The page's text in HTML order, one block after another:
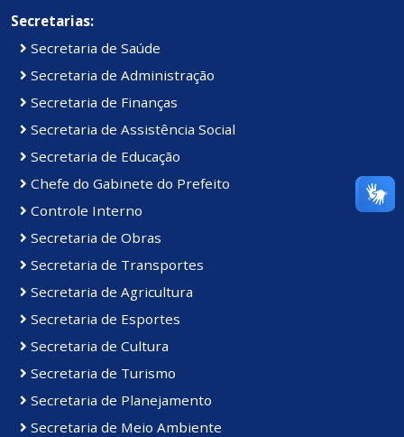
Secretarias:
Secretaria de Saúde
Secretaria de Administração
Secretaria de Finanças
Secretaria de Assistência Social
Secretaria de Educação
Chefe do Gabinete do Prefeito
Controle Interno
Secretaria de Obras
Secretaria de Transportes
Secretaria de Agricultura
Secretaria de Esportes
Secretaria de Cultura
Secretaria de Turismo
Secretaria de Planejamento
Secretaria de Meio Ambiente